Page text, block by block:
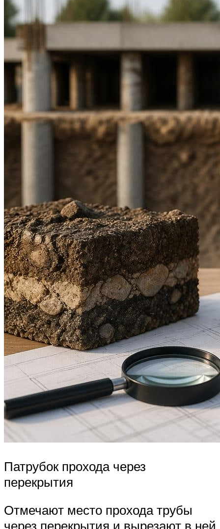
Патрубок прохода через
перекрытия
Отмечают место прохода трубы
через перекрытия и вырезают в ней